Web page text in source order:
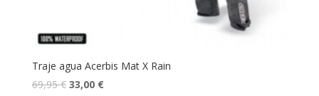
Traje agua Acerbis Mat X Rain
69,95€ 33,00 €